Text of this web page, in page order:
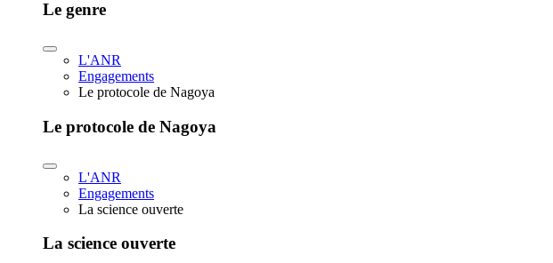
Le genre
L'ANR
Engagements
Le protocole de Nagoya
Le protocole de Nagoya
L'ANR
Engagements
La science ouverte
La science ouverte